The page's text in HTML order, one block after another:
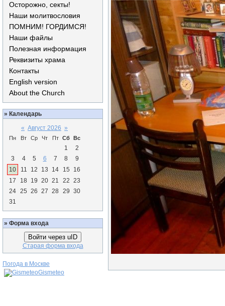
Осторожно, секты!
Наши молитвословия
ПОМНИМ! ГОРДИМСЯ!
Наши файлы
Полезная информация
Реквизиты храма
Контакты
English version
About the Church
» Календарь
« Август 2026 »
Пн Вт Ср Чт Пт Сб Вс
1
2
3
4 5 6 7 8
9
10
11 12 13 14 15
16
17
18 19 20 21 22 23
24 25 26 27 28 29 30
31
» Форма входа
Войти через uID
Старая форма входа
Погода в Москве
Gismeteo